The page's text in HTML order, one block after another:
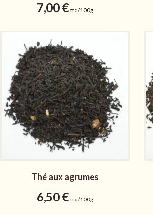
7,00 €ttc /100g
Thé aux agrumes
6,50 €ttc /100g